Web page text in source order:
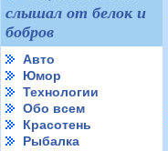
слышал от белок и
бобров
Авто
Юмор
Технологии
Обо всем
Красотень
Рыбалка